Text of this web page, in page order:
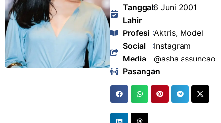
Tanggal
Lahir
:6 Juni 2001
Profesi :Aktris, Model
Social
Media
:Instagram
@asha.assuncao
Pasangan
:-